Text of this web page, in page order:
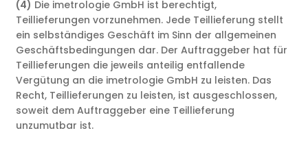
(4) Die imetrologie GmbH ist berechtigt,
Teillieferungen vorzunehmen. Jede Teillieferung stellt
ein selbständiges Geschäft im Sinn der allgemeinen
Geschäftsbedingungen dar. Der Auftraggeber hat für
Teillieferungen die jeweils anteilig entfallende
Vergütung an die imetrologie GmbH zu leisten. Das
Recht, Teillieferungen zu leisten, ist ausgeschlossen,
soweit dem Auftraggeber eine Teillieferung
unzumutbar ist.